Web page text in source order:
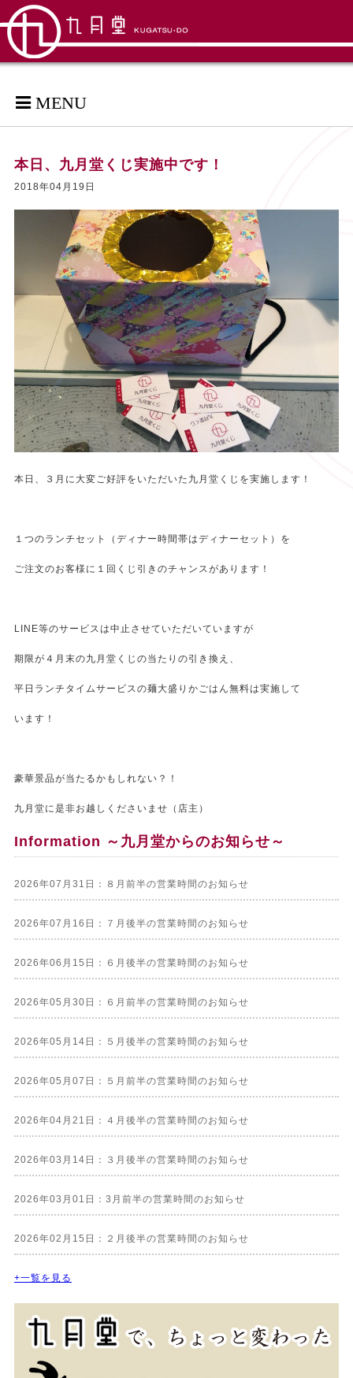
MENU
本日、九月堂くじ実施中です！
2018年04月19日
本日、３月に大変ご好評をいただいた九月堂くじを実施します！
１つのランチセット（ディナー時間帯はディナーセット）を
ご注文のお客様に１回くじ引きのチャンスがあります！
LINE等のサービスは中止させていただいていますが
期限が４月末の九月堂くじの当たりの引き換え、
平日ランチタイムサービスの麺大盛りかごはん無料は実施して
います！
豪華景品が当たるかもしれない？！
九月堂に是非お越しくださいませ（店主）
Information ～九月堂からのお知らせ～
2026年07月31日：８月前半の営業時間のお知らせ
2026年07月16日：７月後半の営業時間のお知らせ
2026年06月15日：６月後半の営業時間のお知らせ
2026年05月30日：６月前半の営業時間のお知らせ
2026年05月14日：５月後半の営業時間のお知らせ
2026年05月07日：５月前半の営業時間のお知らせ
2026年04月21日：４月後半の営業時間のお知らせ
2026年03月14日：３月後半の営業時間のお知らせ
2026年03月01日：3月前半の営業時間のお知らせ
2026年02月15日：２月後半の営業時間のお知らせ
+一覧を見る